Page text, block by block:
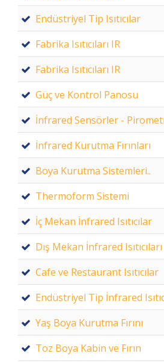
Endüstriyel Tip Isıtıcılar
Fabrika Isıtıcıları IR
Fabrika Isıtıcıları IR
Güç ve Kontrol Panosu
İnfrared Sensörler -
İnfrared Kurutma Fırınları
Boya Kurutma Sistemleri..
Thermoform Sistemi
İç Mekan İnfrared Isıtıcılar
Dış Mekan İnfrared Isıtıcıları
Cafe ve Restaurant Isıtıcılar
Endüstriyel Tip İnfrared
Yaş Boya Kurutma Fırını
Toz Boya Kabin ve Fırın